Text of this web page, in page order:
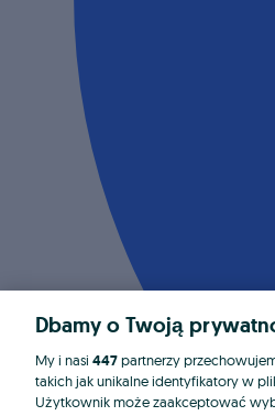
Dbamy o Twoją
My i nasi 447partnerzy
takich jak unikalne identyfikatory w
Użytkownik może zaakceptować